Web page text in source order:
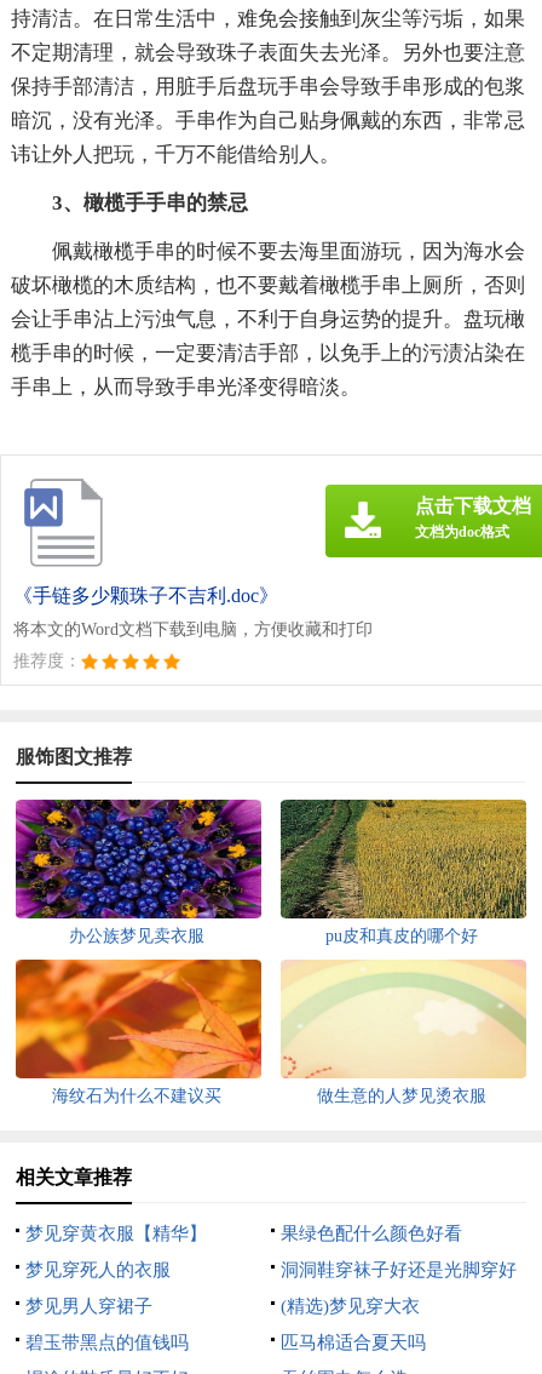
持清洁。在日常生活中，难免会接触到灰尘等污垢，如果
不定期清理，就会导致珠子表面失去光泽。另外也要注意
保持手部清洁，用脏手后盘玩手串会导致手串形成的包浆
暗沉，没有光泽。手串作为自己贴身佩戴的东西，非常忌
讳让外人把玩，千万不能借给别人。
3、橄榄手手串的禁忌
佩戴橄榄手串的时候不要去海里面游玩，因为海水会
破坏橄榄的木质结构，也不要戴着橄榄手串上厕所，否则
会让手串沾上污浊气息，不利于自身运势的提升。盘玩橄
榄手串的时候，一定要清洁手部，以免手上的污渍沾染在
手串上，从而导致手串光泽变得暗淡。
《手链多少颗珠子不吉利.doc》
将本文的Word文档下载到电脑，方便收藏和打印
推荐度：
点击下载文档
文档为doc格式
服饰图文推荐
办公族梦见卖衣服 pu皮和真皮的哪个好
海纹石为什么不建议买 做生意的人梦见烫衣服
相关文章推荐
梦见穿黄衣服【精华】
果绿色配什么颜色好看
梦见穿死人的衣服
洞洞鞋穿袜子好还是光脚穿好
梦见男人穿裙子
(精选)梦见穿大衣
碧玉带黑点的值钱吗
匹马棉适合夏天吗